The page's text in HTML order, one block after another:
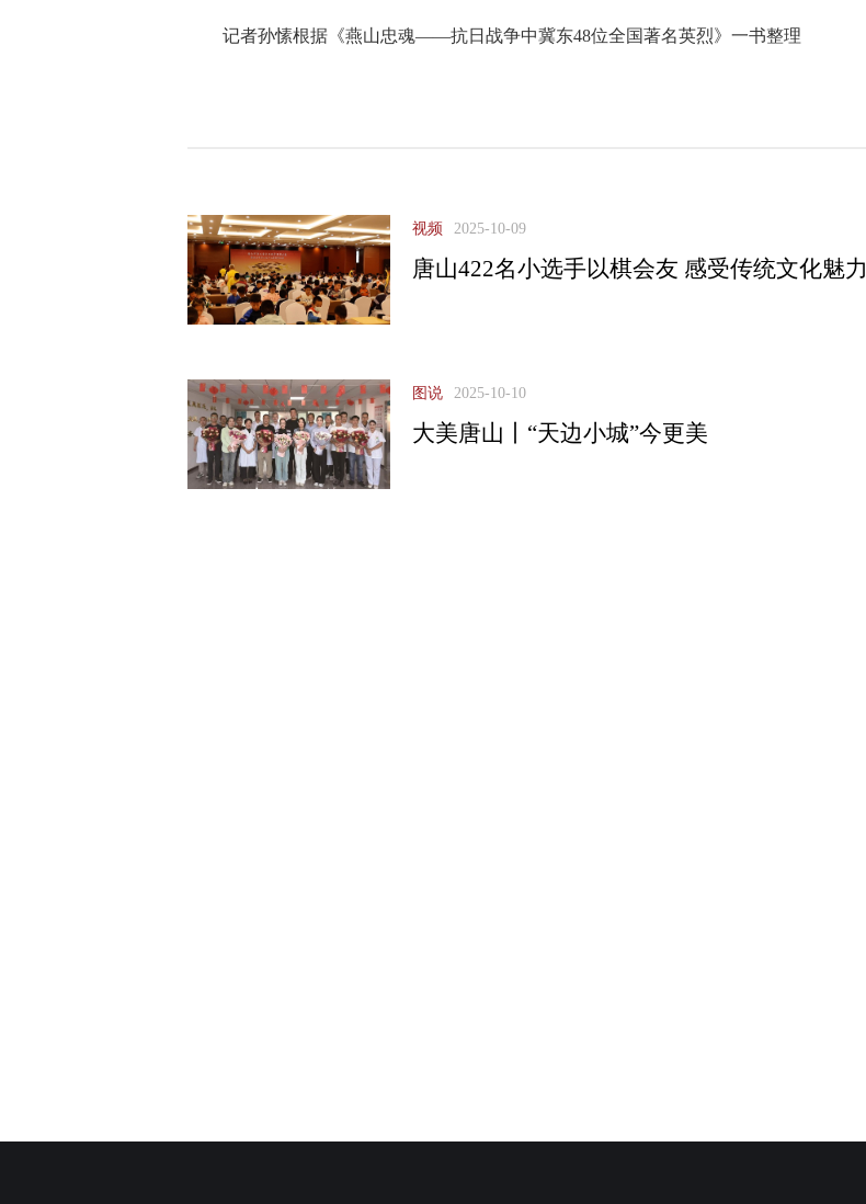
记者孙愫根据《燕山忠魂——抗日战争中冀东48位全国著名英烈》一书整理
视频 2025-10-09
唐山422名小选手以棋会友 感受传统文化魅力
图说 2025-10-10
大美唐山丨“天边小城”今更美